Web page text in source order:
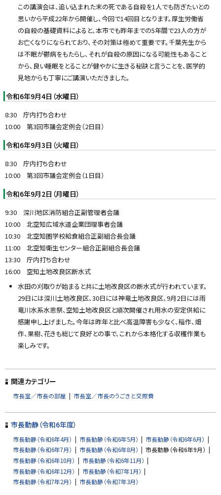
この講演会は、追い込まれた末の死である自殺を1人でも防ぎたいとの
思いから平成22年から開催し、今回で14回目となります。厚生労働省
の自殺の基礎資料によると、本市でも昨年までの5年間で23人の方が
お亡くなりになられており、その対策は極めて重要です。千葉先生から
は不眠が鬱病をもたらし、それが自殺の原因になる可能性もあること
から、良い睡眠をとることが健やかに生きる秘訣と言うことを、医学的
見地からも丁寧にご講演いただきました。
令和6年9月4日（水曜日）
8:30 庁内打ち合わせ
10:00 第3回市議会定例会（2日目）
令和6年9月3日（火曜日）
8:30 庁内打ち合わせ
10:00 第3回市議会定例会（1日目）
令和6年9月2日（月曜日）
9:30 深川地区消防組合正副管理者会議
10:00 北空知広域水道企業団理事者会議
10:30 北空知圏学校給食組合正副組合長会議
11:00 北空知衛生センター組合正副組合長会議
13:30 庁内打ち合わせ
16:00 空知土地改良区断水式
水田の刈取りが始まると共に土地改良区の断水式が行われています。
29日には深川土地改良区、30日には神竜土地改良区、9月2日には雨
竜川水系水恩祭、空知土地改良区と順次開催され用水の安定供給に
感謝申し上げました。今年は昨年と比べ高温障害も少なく、稲作、畑
作、果樹、花きも総じて良好との事で、これから本格化する収穫作業も
楽しみです。
ト
ッ
戻
る
関連カテゴリー
市長室／市長の部屋 市長室／市長のうごきと交際費
市長動静（令和6年度）
市長動静（令和6年4月） 市長動静（令和6年5月）
市長動静（令和6年6月）
市長動静（令和6年7月）
市長動静（令和6年8月）
市長動静（令和6年9月）
市長動静（令和6年10月）
市長動静（令和6年11月）
市長動静（令和6年12月）
市長動静（令和7年1月）
市長動静（令和7年2月）
市長動静（令和7年3月）